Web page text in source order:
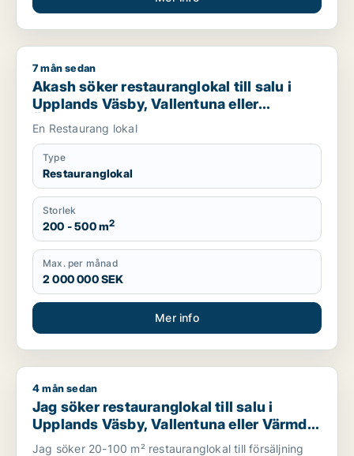
Akash söker restauranglokal till salu i Upplands Väsby,
7 mån sedan
Akash söker restauranglokal till salu i
Upplands Väsby, Vallentuna eller
Österåker m.fl.
En Restaurang lokal
Type
Restauranglokal
Storlek
200 - 500 m2
Max. per månad
2 000 000 SEK
Mer info
Jag söker restauranglokal till salu i Upplands Väsby,
4 mån sedan
Jag söker restauranglokal till salu i
Upplands Väsby, Vallentuna eller Värmdö
m.fl.
Jag söker 20-100 m² restauranglokal till försäljning